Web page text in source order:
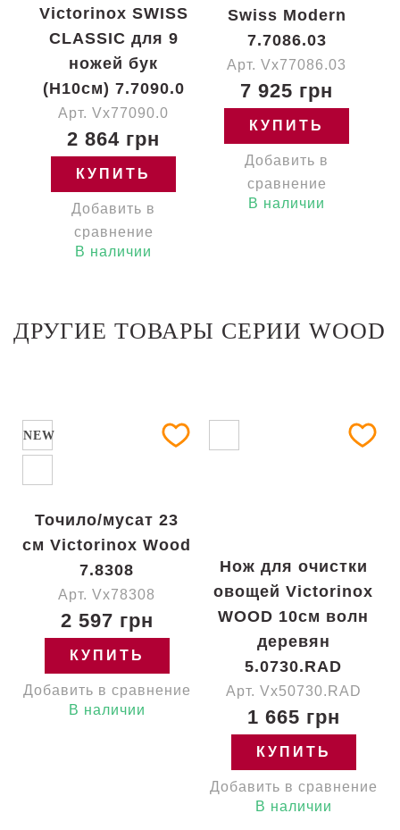
Victorinox SWISS
CLASSIC для 9
ножей бук
(H10см) 7.7090.0
Арт. Vx77090.0
2 864 грн
КУПИТЬ
Добавить в
сравнение
В наличии
Swiss Modern
7.7086.03
Арт. Vx77086.03
7 925 грн
КУПИТЬ
Добавить в
сравнение
В наличии
ДРУГИЕ ТОВАРЫ СЕРИИ WOOD
NEW
Точило/мусат 23
см Victorinox Wood
7.8308
Арт. Vx78308
2 597 грн
КУПИТЬ
Добавить в сравнение
В наличии
Нож для очистки
овощей Victorinox
WOOD 10см волн
деревян
5.0730.RAD
Арт. Vx50730.RAD
1 665 грн
КУПИТЬ
Добавить в сравнение
В наличии